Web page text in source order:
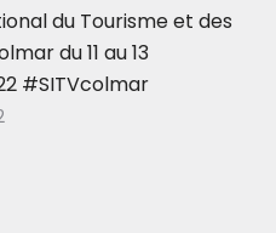
du Tourisme et des
du 11 au 13
#SITVcolmar